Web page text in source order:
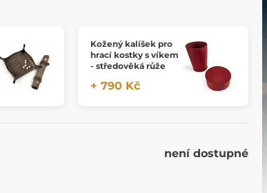
Kožený kalíšek pro
hrací kostky s víkem
- středověká růže
+ 790 Kč
není dostupné